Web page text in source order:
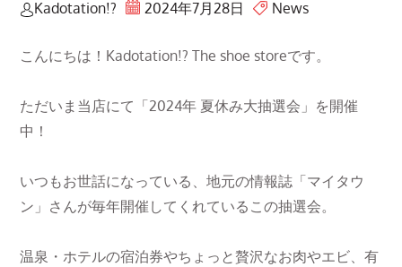
Kadotation!? 2024年7月28日 News
こんにちは！Kadotation!? The shoe storeです。
ただいま当店にて「2024年 夏休み大抽選会」を開催
中！
いつもお世話になっている、地元の情報誌「マイタウ
ン」さんが毎年開催してくれているこの抽選会。
温泉・ホテルの宿泊券やちょっと贅沢なお肉やエビ、有